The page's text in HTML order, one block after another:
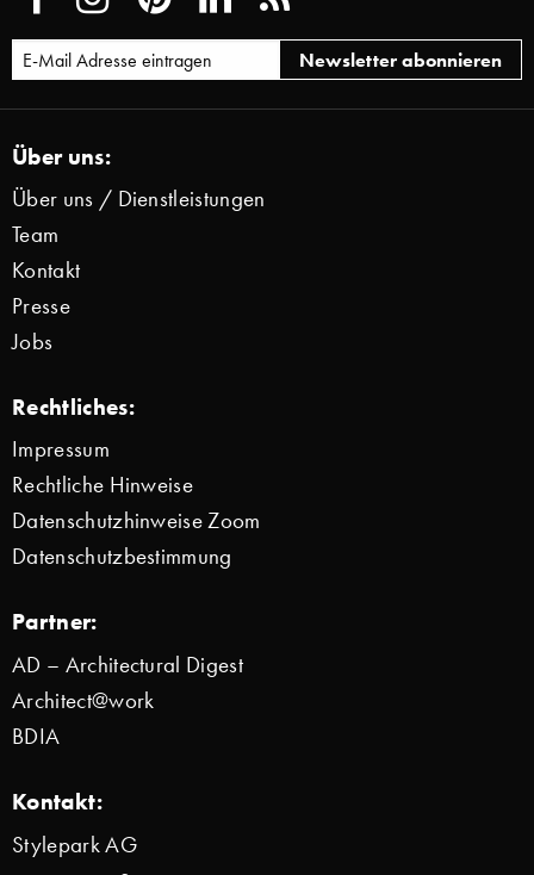
Über uns:
Über uns / Dienstleistungen
Team
Kontakt
Presse
Jobs
Rechtliches:
Impressum
Rechtliche Hinweise
Datenschutzhinweise Zoom
Datenschutzbestimmung
Partner:
AD – Architectural Digest
Architect@work
BDIA
Kontakt:
Stylepark AG